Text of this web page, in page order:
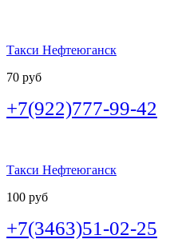
Такси Нефтеюганск
70 руб
+7(922)777-99-42
Такси Нефтеюганск
100 руб
+7(3463)51-02-25